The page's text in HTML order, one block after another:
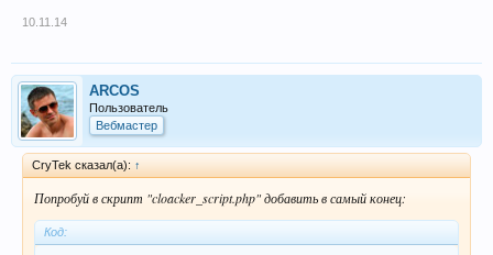
10.11.14
ARCOS
Пользователь
Вебмастер
CryTek сказал(а): ↑
Попробуй в скрипт "cloacker_script.php" добавить в самый конец:
Код: